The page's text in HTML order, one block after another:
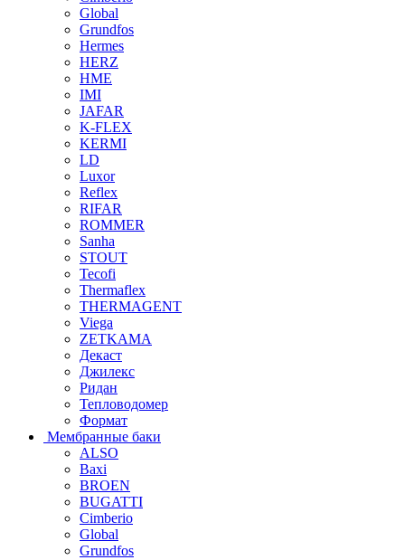
Global
Grundfos
Hermes
HERZ
HME
IMI
JAFAR
K-FLEX
KERMI
LD
Luxor
Reflex
RIFAR
ROMMER
Sanha
STOUT
Tecofi
Thermaflex
THERMAGENT
Viega
ZETKAMA
Декаст
Джилекс
Ридан
Тепловодомер
Формат
Мембранные баки
ALSO
Baxi
BROEN
BUGATTI
Cimberio
Global
Grundfos